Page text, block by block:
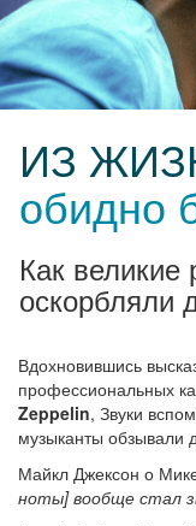
ИЗ
обидно
Как
оскорбляли
Вдохновившись
профессиональных
Zeppelin, Звуки
музыканты обзывали
Майкл Джексон о
ноты] вообще стал